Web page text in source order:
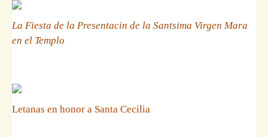
La Fiesta de la Presentacin de la Santsima Virgen Mara
en el Templo
Letanas en honor a Santa Cecilia